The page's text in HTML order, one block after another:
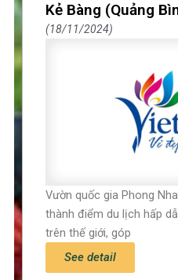
Kẻ Bàng (Quảng
18/11/2024
Vườn quốc gia Phong
thành điểm du lịch hấp
trên thế giới, góp
See detail